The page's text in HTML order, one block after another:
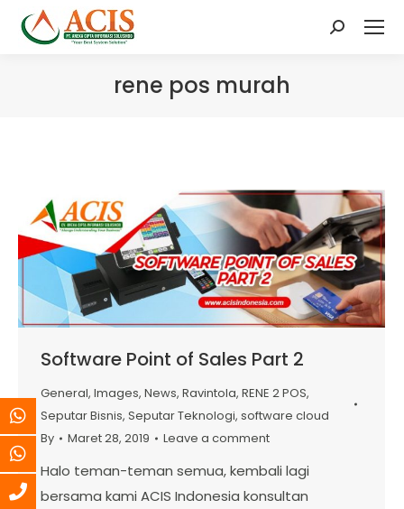
Search:
rene pos murah
Software Point of Sales Part 2
General, Images, News, Ravintola, RENE 2 POS,
Seputar Bisnis, Seputar Teknologi, software cloud
By
Maret 28, 2019 Leave a comment
Halo teman-teman semua, kembali lagi
bersama kami ACIS Indonesia konsultan